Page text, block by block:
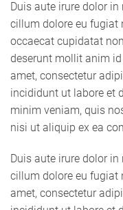
Duis aute irure dolor
cillum dolore eu fugiat
occaecat cupidatat
deserunt mollit anim
amet, consectetur
incididunt ut labore et
minim veniam, quis
nisi ut aliquip ex ea
Duis aute irure dolor
cillum dolore eu fugiat
amet, consectetur